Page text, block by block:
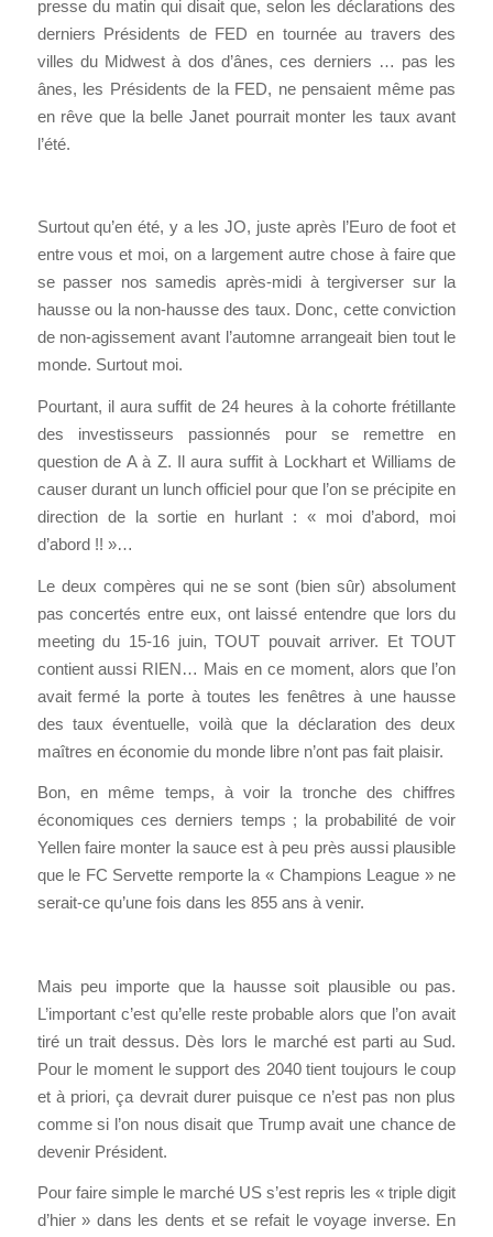
presse du matin qui disait que, selon les déclarations des
derniers Présidents de FED en tournée au travers des
villes du Midwest à dos d’ânes, ces derniers … pas les
ânes, les Présidents de la FED, ne pensaient même pas
en rêve que la belle Janet pourrait monter les taux avant
l’été.
Surtout qu’en été, y a les JO, juste après l’Euro de foot et
entre vous et moi, on a largement autre chose à faire que
se passer nos samedis après-midi à tergiverser sur la
hausse ou la non-hausse des taux. Donc, cette conviction
de non-agissement avant l’automne arrangeait bien tout le
monde. Surtout moi.
Pourtant, il aura suffit de 24 heures à la cohorte frétillante
des investisseurs passionnés pour se remettre en
question de A à Z. Il aura suffit à Lockhart et Williams de
causer durant un lunch officiel pour que l’on se précipite en
direction de la sortie en hurlant : « moi d’abord, moi
d’abord !! »…
Le deux compères qui ne se sont (bien sûr) absolument
pas concertés entre eux, ont laissé entendre que lors du
meeting du 15-16 juin, TOUT pouvait arriver. Et TOUT
contient aussi RIEN… Mais en ce moment, alors que l’on
avait fermé la porte à toutes les fenêtres à une hausse
des taux éventuelle, voilà que la déclaration des deux
maîtres en économie du monde libre n’ont pas fait plaisir.
Bon, en même temps, à voir la tronche des chiffres
économiques ces derniers temps ; la probabilité de voir
Yellen faire monter la sauce est à peu près aussi plausible
que le FC Servette remporte la « Champions League » ne
serait-ce qu’une fois dans les 855 ans à venir.
Mais peu importe que la hausse soit plausible ou pas.
L’important c’est qu’elle reste probable alors que l’on avait
tiré un trait dessus. Dès lors le marché est parti au Sud.
Pour le moment le support des 2040 tient toujours le coup
et à priori, ça devrait durer puisque ce n’est pas non plus
comme si l’on nous disait que Trump avait une chance de
devenir Président.
Pour faire simple le marché US s’est repris les « triple digit
d’hier » dans les dents et se refait le voyage inverse. En